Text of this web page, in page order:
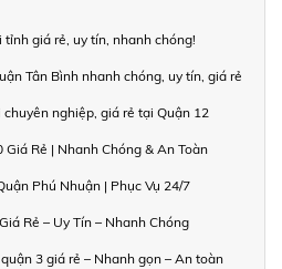
giá rẻ, uy tín, nhanh chóng!
Tân Bình nhanh chóng, uy tín, giá rẻ
nghiệp, giá rẻ tại Quận 12
Giá Rẻ | Nhanh Chóng & An Toàn
Phú Nhuận | Phục Vụ 24/7
Rẻ – Uy Tín – Nhanh Chóng
3 giá rẻ – Nhanh gọn – An toàn